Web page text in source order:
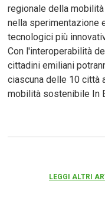
regionale della
nella sperimentazione
tecnologici più
Con l'interoperabilità
cittadini emiliani
ciascuna delle 10 città
mobilità sostenibile In
LEGGI ALTRI